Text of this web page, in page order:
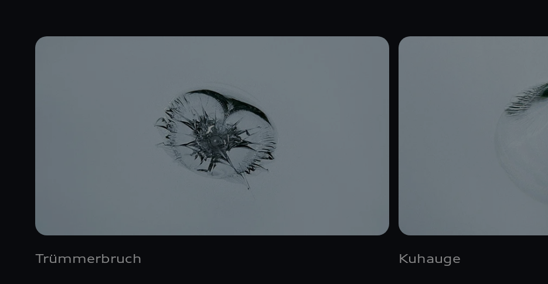
Trümmerbruch Kuhauge